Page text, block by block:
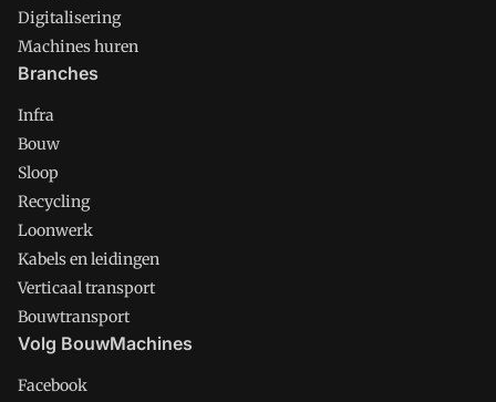
Digitalisering
Machines huren
Branches
Infra
Bouw
Sloop
Recycling
Loonwerk
Kabels en leidingen
Verticaal transport
Bouwtransport
Volg BouwMachines
Facebook